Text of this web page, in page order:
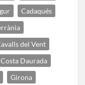
Cadaqués
del Vent
Costa Daurada
Girona